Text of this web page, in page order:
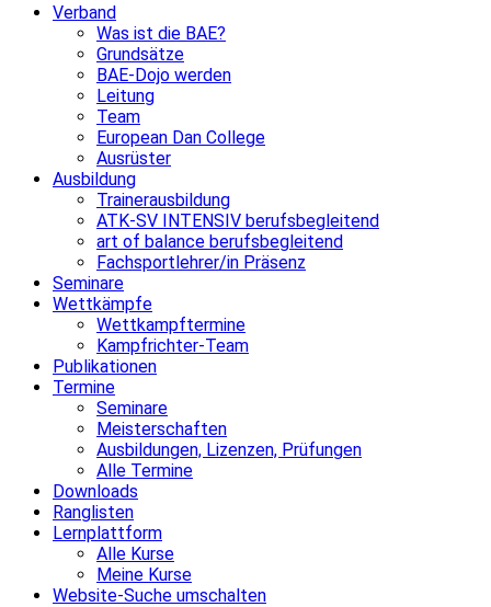
Verband
Was ist die BAE?
Grundsätze
BAE-Dojo werden
Leitung
Team
European Dan College
Ausrüster
Ausbildung
Trainerausbildung
ATK-SV INTENSIV berufsbegleitend
art of balance berufsbegleitend
Fachsportlehrer/in Präsenz
Seminare
Wettkämpfe
Wettkampftermine
Kampfrichter-Team
Publikationen
Termine
Seminare
Meisterschaften
Ausbildungen, Lizenzen, Prüfungen
Alle Termine
Downloads
Ranglisten
Lernplattform
Alle Kurse
Meine Kurse
Website-Suche umschalten